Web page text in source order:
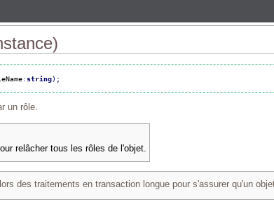
:string) ;
un rôle.
relâcher tous les rôles de l'objet.
des traitements en transaction longue pour s'assurer qu'un